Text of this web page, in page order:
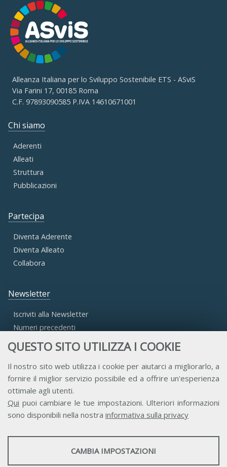
QUESTO SITO UTILIZZA I COOKIE
Il nostro sito web utilizza i cookie per aiutarci a migliorarlo, a
fornire il miglior servizio possibile ed a offrire un'esperienza
ottimale agli utenti.
Qui puoi cambiare le tue impostazioni. Ulteriori informazioni
sono disponibili nella nostra informativa sulla privacy
STATISTICHE
CAMBIA IMPOSTAZIONI
Alleanza Italiana per lo Sviluppo Sostenibile ETS - ASviS
Via Farini 17, 00185 Roma
C.F. 97893090585 P.IVA 14610671001
Chi siamo
Aderenti
Alleati
Struttura
Pubblicazioni
Partecipa
Diventa Aderente
Diventa Alleato
Collabora
Newsletter
Iscriviti alla Newsletter
Numeri precedenti
Accesso Aderenti
Accesso Consulta
Accesso Team